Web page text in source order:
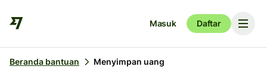
Masuk Daftar
Beranda bantuan Menyimpan uang